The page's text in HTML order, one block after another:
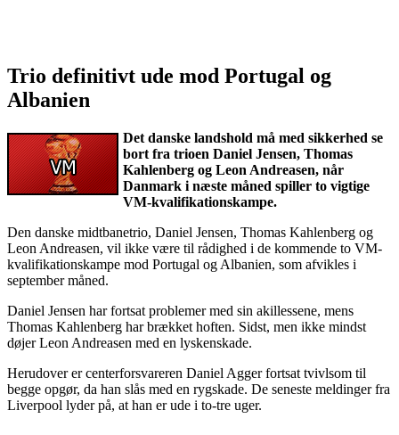
Trio definitivt ude mod Portugal og
Albanien
Det danske landshold må med sikkerhed se
bort fra trioen Daniel Jensen, Thomas
Kahlenberg og Leon Andreasen, når
Danmark i næste måned spiller to vigtige
VM-kvalifikationskampe.
Den danske midtbanetrio, Daniel Jensen, Thomas Kahlenberg og
Leon Andreasen, vil ikke være til rådighed i de kommende to VM-
kvalifikationskampe mod Portugal og Albanien, som afvikles i
september måned.
Daniel Jensen har fortsat problemer med sin akillessene, mens
Thomas Kahlenberg har brækket hoften. Sidst, men ikke mindst
døjer Leon Andreasen med en lyskenskade.
Herudover er centerforsvareren Daniel Agger fortsat tvivlsom til
begge opgør, da han slås med en rygskade. De seneste meldinger fra
Liverpool lyder på, at han er ude i to-tre uger.